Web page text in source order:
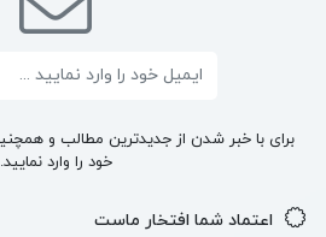
برای با خبر شدن از جدیدترین مطالب و
خود را وارد نمایید.
اعتماد شما افتخار ماست